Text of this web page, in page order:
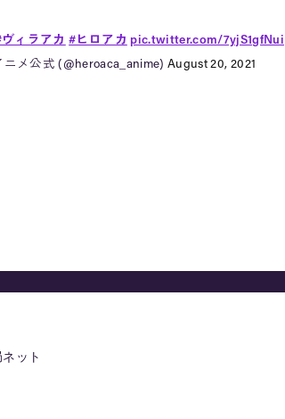
ィラアカ #ヒロアカ pic.twitter.com/7yjS1gfNui
メ公式 (@heroaca_anime)August 20, 2021
ット